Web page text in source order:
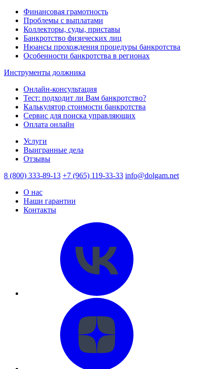
Финансовая грамотность
Проблемы с выплатами
Коллекторы, суды, приставы
Банкротство физических лиц
Нюансы прохождения процедуры банкротства
Особенности банкротства в регионах
Инструменты должника
Онлайн-консультация
Тест: подходит ли Вам банкротство?
Калькулятор стоимости банкротства
Сервис для поиска управляющих
Оплата онлайн
Услуги
Выигранные дела
Отзывы
8 (800) 333-89-13 +7 (965) 119-33-33 info@dolgam.net
О нас
Наши гарантии
Контакты